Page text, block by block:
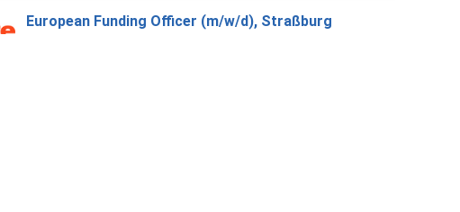
European Funding Officer (m/w/d), Straßburg